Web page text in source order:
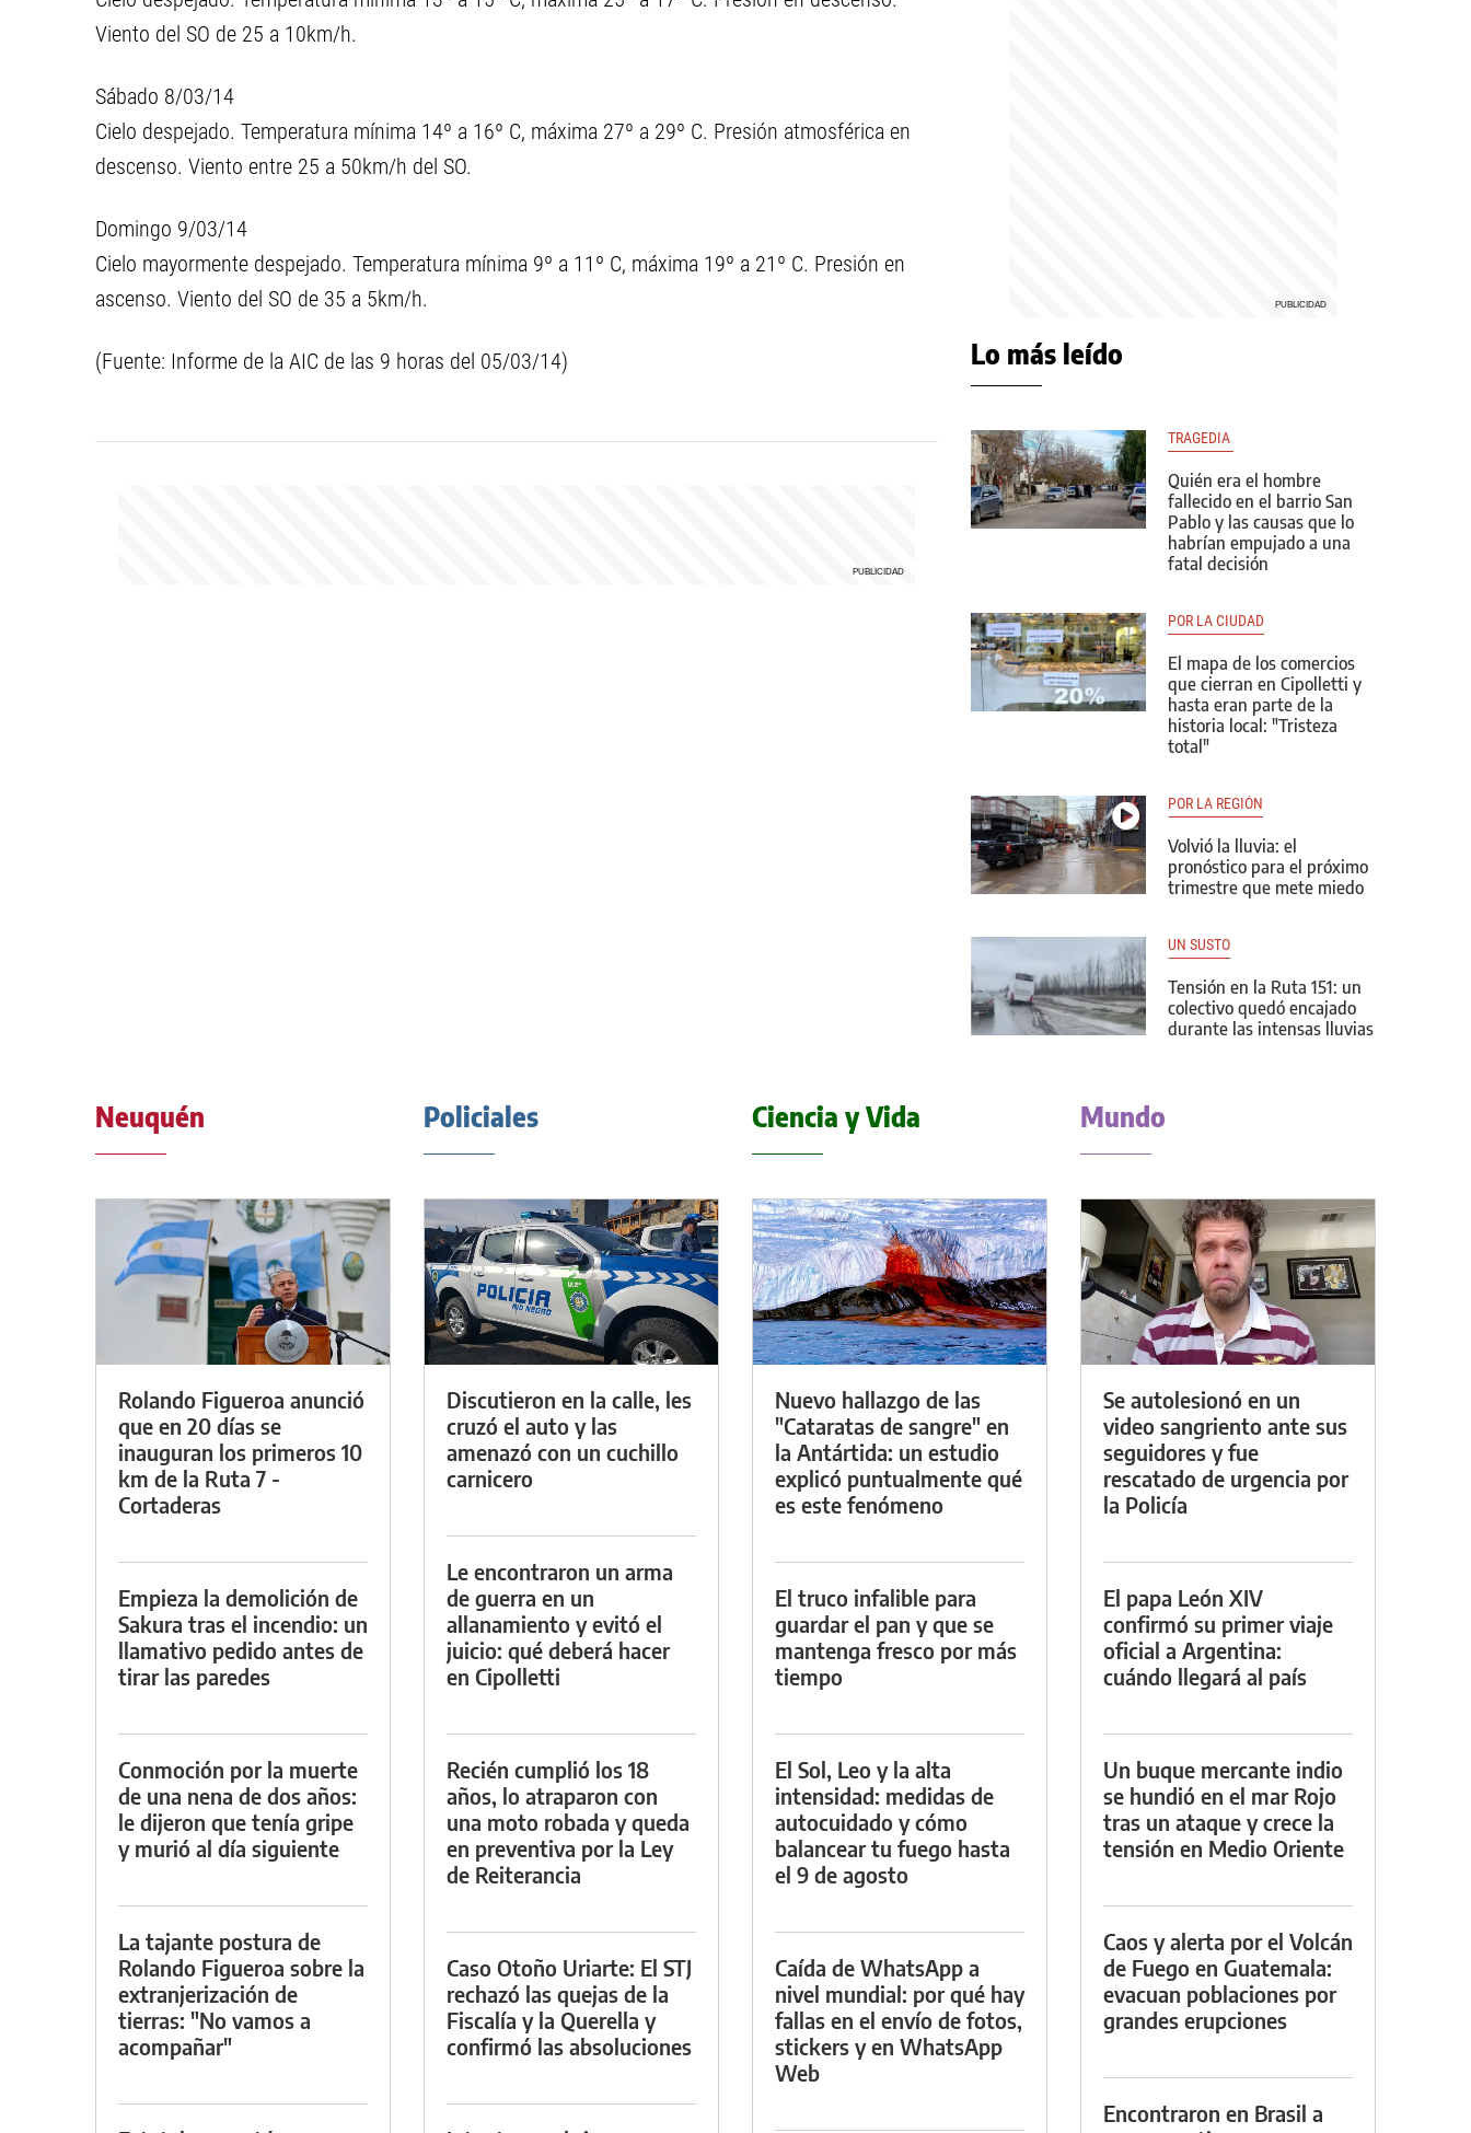
Viento del SO de 25 a 10km/h.
Sábado 8/03/14
Cielo despejado. Temperatura mínima 14º a 16º C, máxima 27º a 29º C. Presión atmosférica en
descenso. Viento entre 25 a 50km/h del SO.
Domingo 9/03/14
Cielo mayormente despejado. Temperatura mínima 9º a 11º C, máxima 19º a 21º C. Presión en
ascenso. Viento del SO de 35 a 5km/h.
(Fuente: Informe de la AIC de las 9 horas del 05/03/14) Lo más leído
TRAGEDIA
Quién era el hombre
fallecido en el barrio San
Pablo y las causas que lo
habrían empujado a una
fatal decisión
POR LA CIUDAD
El mapa de los comercios
que cierran en Cipolletti y
hasta eran parte de la
historia local: "Tristeza
total"
POR LA REGIÓN
Volvió la lluvia: el
pronóstico para el próximo
trimestre que mete miedo
UN SUSTO
Tensión en la Ruta 151: un
colectivo quedó encajado
durante las intensas lluvias
Neuquén
Rolando Figueroa anunció
que en 20 días se
inauguran los primeros 10
km de la Ruta 7 -
Cortaderas
Empieza la demolición de
Sakura tras el incendio: un
llamativo pedido antes de
tirar las paredes
Conmoción por la muerte
de una nena de dos años:
le dijeron que tenía gripe
y murió al día siguiente
La tajante postura de
Rolando Figueroa sobre la
extranjerización de
tierras: "No vamos a
acompañar"
Policiales
Discutieron en la calle, les
cruzó el auto y las
amenazó con un cuchillo
carnicero
Le encontraron un arma
de guerra en un
allanamiento y evitó el
juicio: qué deberá hacer
en Cipolletti
Recién cumplió los 18
años, lo atraparon con
una moto robada y queda
en preventiva por la Ley
de Reiterancia
Caso Otoño Uriarte: El STJ
rechazó las quejas de la
Fiscalía y la Querella y
confirmó las absoluciones
Ciencia y Vida
Nuevo hallazgo de las
"Cataratas de sangre" en
la Antártida: un estudio
explicó puntualmente qué
es este fenómeno
El truco infalible para
guardar el pan y que se
mantenga fresco por más
tiempo
El Sol, Leo y la alta
intensidad: medidas de
autocuidado y cómo
balancear tu fuego hasta
el 9 de agosto
Caída de WhatsApp a
nivel mundial: por qué hay
fallas en el envío de fotos,
stickers y en WhatsApp
Web
Mundo
Se autolesionó en un
video sangriento ante sus
seguidores y fue
rescatado de urgencia por
la Policía
El papa León XIV
confirmó su primer viaje
oficial a Argentina:
cuándo llegará al país
Un buque mercante indio
se hundió en el mar Rojo
tras un ataque y crece la
tensión en Medio Oriente
Caos y alerta por el Volcán
de Fuego en Guatemala:
evacuan poblaciones por
grandes erupciones
Encontraron en Brasil a